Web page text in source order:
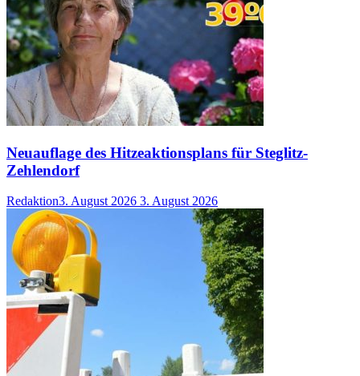
Neuauflage des Hitzeaktionsplans für Steglitz-
Zehlendorf
Redaktion3. August 2026 3. August 2026